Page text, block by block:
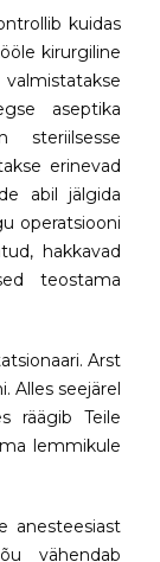
kuidas
kirurgiline
aseptika
steriilsesse
erinevad
abil jälgida
operatsiooni
hakkavad
teostama
Arst
Alles seejärel
räägib Teile
lemmikule
anesteesiast
vähendab